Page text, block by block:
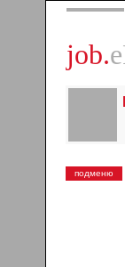
job.
подменю